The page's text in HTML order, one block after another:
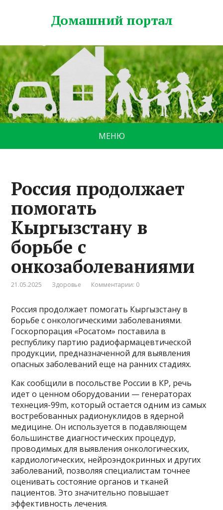
Домашний портал
МЕНЮ
Россия продолжает
помогать
Кыргызстану в
борьбе с
онкозаболеваниями
21.05.2025 Здоровье Комментарии: 0
Россия продолжает помогать Кыргызстану в
борьбе с онкологическими заболеваниями.
Госкорпорация «Росатом» поставила в
республику партию радиофармацевтической
продукции, предназначенной для выявления
опасных заболеваний еще на ранних стадиях.
Как сообщили в посольстве России в КР, речь
идет о ценном оборудовании — генераторах
технеция-99m, который остается одним из самых
востребованных радионуклидов в ядерной
медицине. Он используется в подавляющем
большинстве диагностических процедур,
проводимых для выявления онкологических,
кардиологических, нейроэндокринных и других
заболеваний, позволяя специалистам точнее
оценивать состояние органов и тканей
пациентов. Это значительно повышает
эффективность лечения.